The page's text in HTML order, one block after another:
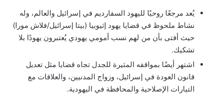
يُعد مرجعًا روحيًا لليهود السفارديم في إسرائيل والعالم، وله
نشاط ملحوظ في قضايا يهود إثيوبيا (بيتا إسرائيل/فلاش مورا)
حيث أفتى بأن من لهم نسب أمومي يهودي يُعتبرون يهودًا بلا
تشكيك.
اشتهر أيضًا بمواقفه المثيرة للجدل تجاه قضايا مثل تعديل
قانون العودة في إسرائيل، وزواج المدنيين، والعلاقات مع
التيارات الإصلاحية والمحافظة في اليهودية.